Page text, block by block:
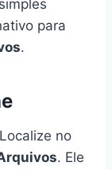
para
.
Localize no
. Ele